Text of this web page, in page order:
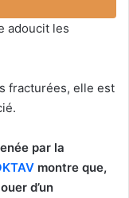
adoucit les
fracturées, elle est
par la
montre que,
d’un